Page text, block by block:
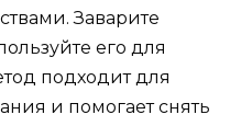
Заварите
его для
подходит для
и помогает снять